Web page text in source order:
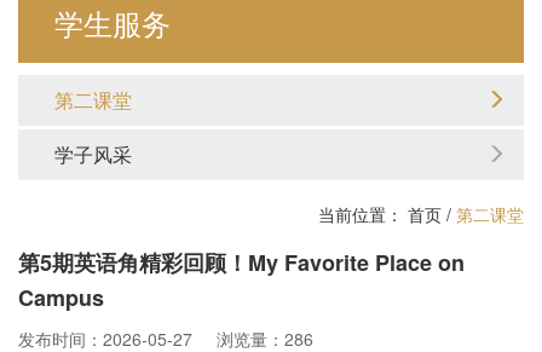
学生服务
第二课堂
学子风采
当前位置： 首页 / 第二课堂
第5期英语角精彩回顾！My Favorite Place on
Campus
发布时间：2026-05-27 浏览量：286